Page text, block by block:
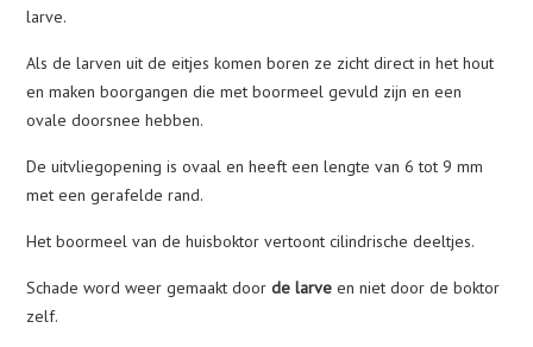
larve.
Als de larven uit de eitjes komen boren ze zicht direct in het hout
en maken boorgangen die met boormeel gevuld zijn en een
ovale doorsnee hebben.
De uitvliegopening is ovaal en heeft een lengte van 6 tot 9 mm
met een gerafelde rand.
Het boormeel van de huisboktor vertoont cilindrische deeltjes.
Schade word weer gemaakt doorde larve en niet door de boktor
zelf.